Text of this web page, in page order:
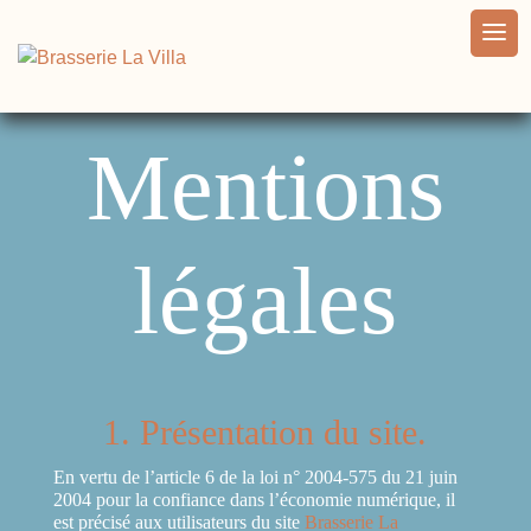
Mentions
légales
1. Présentation du site.
En vertu de l’article 6 de la loi n° 2004-575 du 21 juin
2004 pour la confiance dans l’économie numérique, il
est précisé aux utilisateurs du site Brasserie La